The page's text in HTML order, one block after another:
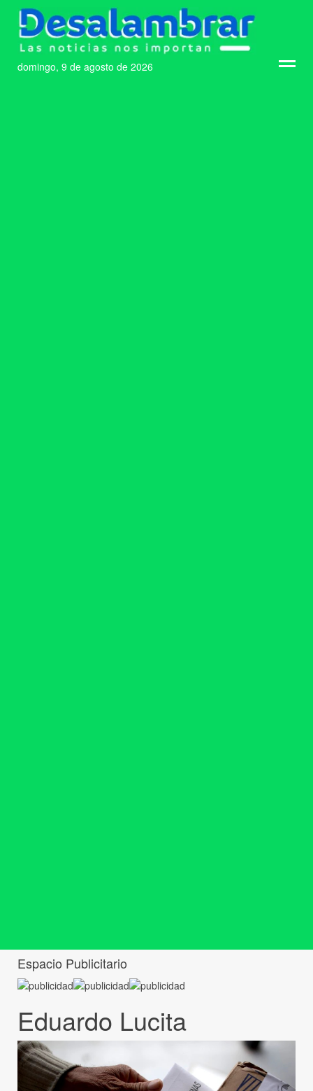
domingo, 9 de agosto de 2026
Espacio Publicitario
Eduardo Lucita